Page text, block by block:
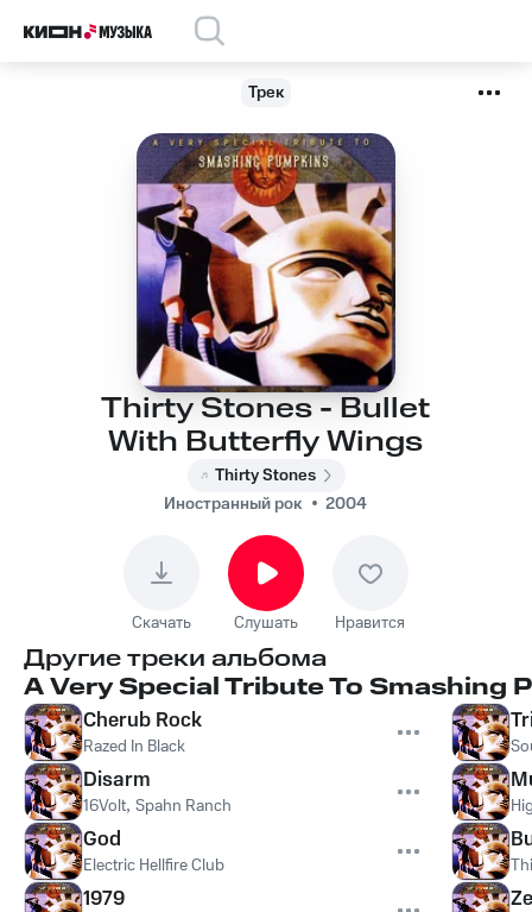
Трек
Thirty Stones - Bullet
With Butterfly Wings
Thirty Stones
Иностранный рок
2004
Скачать Слушать Нравится
Другие треки альбома
A Very Special Tribute To Smashing
Cherub Rock
Razed In Black
Disarm
16Volt, Spahn Ranch
God
Electric Hellfire Club
1979